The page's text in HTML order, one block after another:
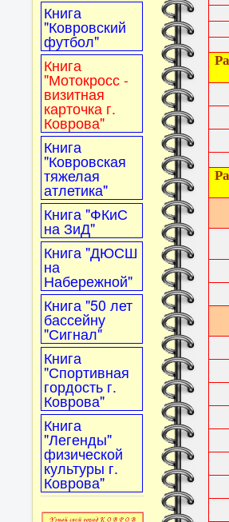
Книга
"Ковровский
футбол"
Книга
"Мотокросс -
визитная
карточка г.
Коврова"
Книга
"Ковровская
тяжелая
атлетика"
Книга "ФКиС
на ЗиД"
Книга "ДЮСШ
на
Набережной"
Книга "50 лет
бассейну
"Сигнал"
Книга
"Спортивная
гордость г.
Коврова"
Книга
"Легенды"
физической
культуры г.
Коврова"